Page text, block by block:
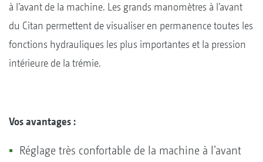
à l’avant de la machine. Les grands manomètres à l’avant
du Citan permettent de visualiser en permanence toutes les
fonctions hydrauliques les plus importantes et la pression
intérieure de la trémie.
Vos avantages :
Réglage très confortable de la machine à l’avant